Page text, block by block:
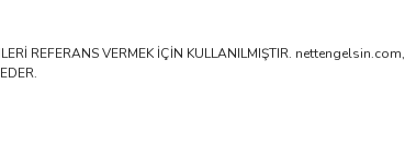
REFERANS VERMEK İÇİN KULLANILMIŞTIR. nettengelsin.com,